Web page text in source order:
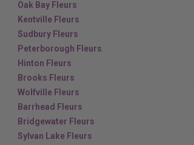
Oak Bay Fleurs
Kentville Fleurs
Sudbury Fleurs
Peterborough Fleurs
Hinton Fleurs
Brooks Fleurs
Wolfville Fleurs
Barrhead Fleurs
Bridgewater Fleurs
Sylvan Lake Fleurs